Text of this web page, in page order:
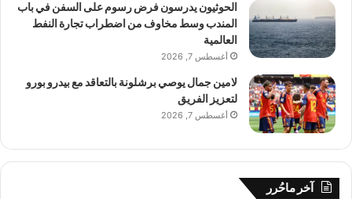
الحوثيون يدرسون فرض رسوم على السفن في باب
المندب وسط مخاوف من اضطراب تجارة النفط
العالمية
أغسطس 7, 2026
لامين جمال يوصي برشلونة بالتعاقد مع بيدرو بورو
لتعزيز الفريق
أغسطس 7, 2026
آخر ماحُرر